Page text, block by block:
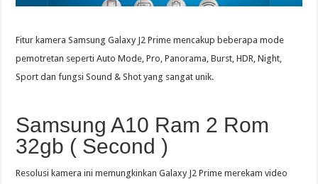
Fitur kamera Samsung Galaxy J2 Prime mencakup beberapa mode
pemotretan seperti Auto Mode, Pro, Panorama, Burst, HDR, Night,
Sport dan fungsi Sound & Shot yang sangat unik.
Samsung A10 Ram 2 Rom
32gb ( Second )
Resolusi kamera ini memungkinkan Galaxy J2 Prime merekam video